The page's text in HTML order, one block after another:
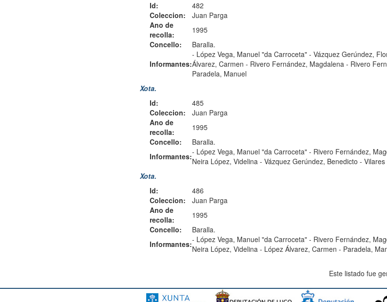
Id:
482
Coleccion:
Juan Parga
Ano de
recolla:
1995
Concello:
Baralla.
Informantes:
- López Vega, Manuel "da Carroceta" - Vázquez Gerúndez,
Álvarez, Carmen - Rivero Fernández, Magdalena - Rivero
Paradela, Manuel
Xota.
Id:
485
Coleccion:
Juan Parga
Ano de
recolla:
1995
Concello:
Baralla.
Informantes:- López Vega, Manuel "da Carroceta" - Rivero Fernández,
Neira López, Videlina - Vázquez Gerúndez, Benedicto -
Xota.
Id:
486
Coleccion:
Juan Parga
Ano de
recolla:
1995
Concello:
Baralla.
Informantes:- López Vega, Manuel "da Carroceta" - Rivero Fernández,
Neira López, Videlina - López Álvarez, Carmen - Paradela,
Este listado fue